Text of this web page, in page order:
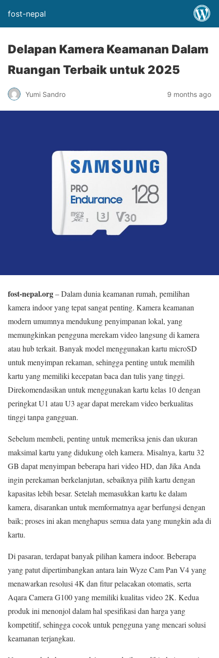
fost-nepal
Delapan Kamera Keamanan Dalam
Ruangan Terbaik untuk 2025
Yumi Sandro 9 months ago
fost-nepal.org– Dalam dunia keamanan rumah, pemilihan
kamera indoor yang tepat sangat penting. Kamera keamanan
modern umumnya mendukung penyimpanan lokal, yang
memungkinkan pengguna merekam video langsung di kamera
atau hub terkait. Banyak model menggunakan kartu microSD
untuk menyimpan rekaman, sehingga penting untuk memilih
kartu yang memiliki kecepatan baca dan tulis yang tinggi.
Direkomendasikan untuk menggunakan kartu kelas 10 dengan
peringkat U1 atau U3 agar dapat merekam video berkualitas
tinggi tanpa gangguan.
Sebelum membeli, penting untuk memeriksa jenis dan ukuran
maksimal kartu yang didukung oleh kamera. Misalnya, kartu 32
GB dapat menyimpan beberapa hari video HD, dan Jika Anda
ingin perekaman berkelanjutan, sebaiknya pilih kartu dengan
kapasitas lebih besar. Setelah memasukkan kartu ke dalam
kamera, disarankan untuk memformatnya agar berfungsi dengan
baik; proses ini akan menghapus semua data yang mungkin ada di
kartu.
Di pasaran, terdapat banyak pilihan kamera indoor. Beberapa
yang patut dipertimbangkan antara lain Wyze Cam Pan V4 yang
menawarkan resolusi 4K dan fitur pelacakan otomatis, serta
Aqara Camera G100 yang memiliki kualitas video 2K. Kedua
produk ini menonjol dalam hal spesifikasi dan harga yang
kompetitif, sehingga cocok untuk pengguna yang mencari solusi
keamanan terjangkau.